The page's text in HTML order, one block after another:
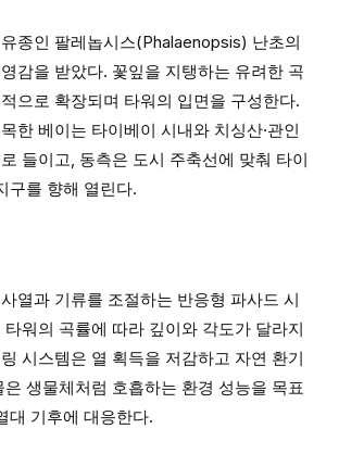
종인 팔레놉시스(Phalaenopsis) 난초의
감을 받았다. 꽃잎을 지탱하는 유려한 곡
으로 확장되며 타워의 입면을 구성한다.
한 베이는 타이베이 시내와 치싱산·관인
들이고, 동측은 도시 주축선에 맞춰 타이
구를 향해 열린다.
열과 기류를 조절하는 반응형 파사드 시
워의 곡률에 따라 깊이와 각도가 달라지
시스템은 열 획득을 저감하고 자연 환기
생물체처럼 호흡하는 환경 성능을 목표
대 기후에 대응한다.